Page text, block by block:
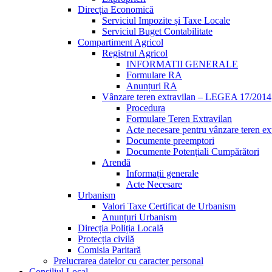
Direcția Economică
Serviciul Impozite și Taxe Locale
Serviciul Buget Contabilitate
Compartiment Agricol
Registrul Agricol
INFORMATII GENERALE
Formulare RA
Anunțuri RA
Vânzare teren extravilan – LEGEA 17/2014
Procedura
Formulare Teren Extravilan
Acte necesare pentru vânzare teren
Documente preemptori
Documente Potențiali Cumpărători
Arendă
Informații generale
Acte Necesare
Urbanism
Valori Taxe Certificat de Urbanism
Anunțuri Urbanism
Direcția Poliția Locală
Protecția civilă
Comisia Paritară
Prelucrarea datelor cu caracter personal